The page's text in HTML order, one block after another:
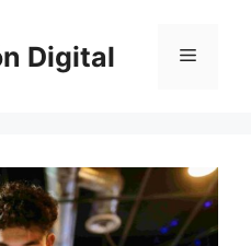
Digital Menú